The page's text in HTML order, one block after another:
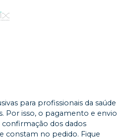
para profissionais da saúde
Por isso, o pagamento e envio
confirmação dos dados
constam no pedido. Fique